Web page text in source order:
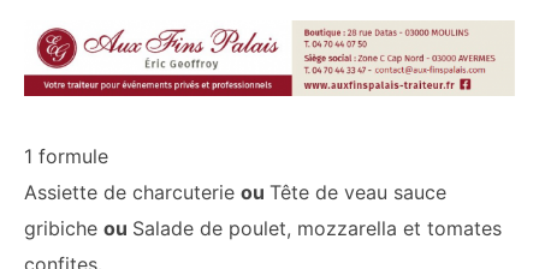
1 formule
Assiette de charcuterie ou Tête de veau sauce
gribiche ou Salade de poulet, mozzarella et tomates
confites.